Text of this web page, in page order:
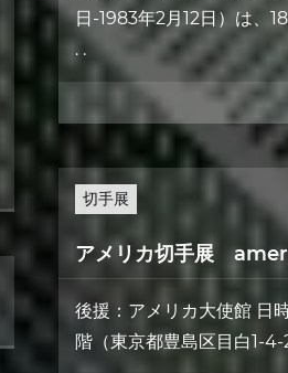
日-1983年2月12日）は、
. .
切手展
アメリカ切手展
後援：アメリカ大使館 日
階（東京都豊島区目白1-